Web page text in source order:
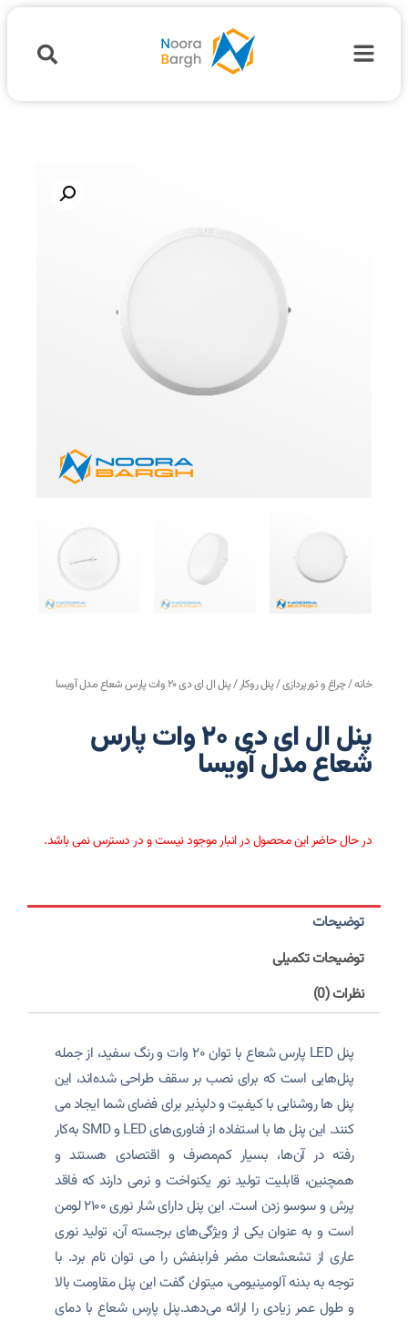
خانه/چراغ و نورپردازی/پنل روکار/ پنل ال ای دی ۲۰ وات پارس شعاع مدل آویسا
پنل ال ای دی ۲۰ وات پارس
شعاع مدل آویسا
در حال حاضر این محصول در انبار موجود نیست و در دسترس نمی باشد.
توضیحات
توضیحات تکمیلی
نظرات (0)
پنل LED پارس شعاع با توان ۲۰ وات و رنگ سفید، از جمله
پنل‌هایی است که برای نصب بر سقف طراحی شده‌اند، این
پنل ها روشنایی با کیفیت و دلپذیر برای فضای شما ایجاد می
کنند. این پنل ها با استفاده از فناوری‌های LED و SMD به‌کار
رفته در آن‌ها، بسیار کم‌مصرف و اقتصادی هستند و
همچنین، قابلیت تولید نور یکنواخت و نرمی دارند که فاقد
پرش و سوسو زدن است. این پنل دارای شار نوری ۲۱۰۰ لومن
است و به عنوان یکی از ویژگی‌های برجسته آن، تولید نوری
عاری از تشعشعات مضر فرابنفش را می توان نام برد. با
توجه به بدنه آلومینیومی، میتوان گفت این پنل مقاومت بالا
و طول عمر زیادی را ارائه می‌دهد.پنل پارس شعاع با دمای